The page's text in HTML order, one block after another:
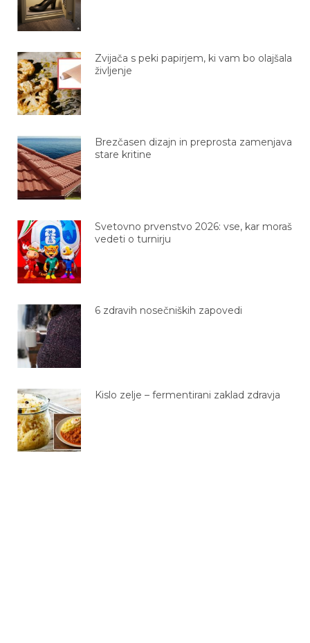
Zvijača s peki papirjem, ki vam bo olajšala
življenje
Brezčasen dizajn in preprosta zamenjava
stare kritine
Svetovno prvenstvo 2026: vse, kar moraš
vedeti o turnirju
6 zdravih nosečniških zapovedi
Kislo zelje – fermentirani zaklad zdravja